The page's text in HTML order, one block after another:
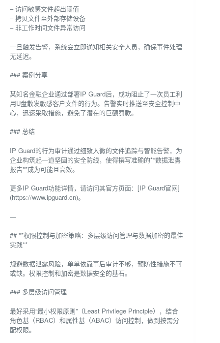
– 访问敏感文件超出阈值
– 拷贝文件至外部存储设备
– 非工作时间文件异常访问
一旦触发告警，系统会立即通知相关安全人员，确保事件处理
无延迟。
### 案例分享
某知名金融企业通过部署IP Guard后，成功阻止了一次员工利
用U盘散发敏感客户文件的行为。告警实时推送至安全控制中
心，迅速采取措施，避免了潜在的巨额罚款。
### 总结
IP Guard的行为审计通过细致入微的文件追踪与智能告警，为
企业构筑起一道坚固的安全防线，使得撰写准确的**数据泄露
报告**成为可能且高效。
更多IP Guard功能详情，请访问其官方页面：[IP Guard官网]
(https://www.ipguard.cn)。
—
## **权限控制与加密策略：多层级访问管理与数据加密的最佳
实践**
规避数据泄露风险，单单依靠事后审计不够，预防性措施不可
或缺。权限控制和加密是数据安全的基石。
### 多层级访问管理
最好采用“最小权限原则”（Least Privilege Principle），结合
角色基（RBAC）和属性基（ABAC）访问控制，做到按需分
配权限。